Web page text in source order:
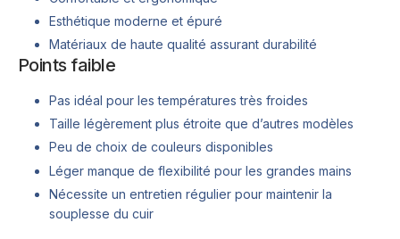
Esthétique moderne et épuré
Matériaux de haute qualité assurant durabilité
Points faible
Pas idéal pour les températures très froides
Taille légèrement plus étroite que d’autres modèles
Peu de choix de couleurs disponibles
Léger manque de flexibilité pour les grandes mains
Nécessite un entretien régulier pour maintenir la
souplesse du cuir